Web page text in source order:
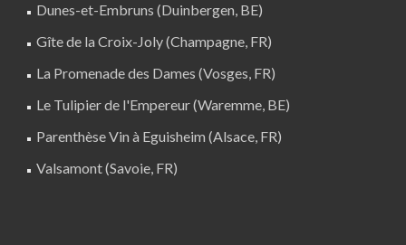
Dunes-et-Embruns (Duinbergen, BE)
Gîte de la Croix-Joly (Champagne, FR)
La Promenade des Dames (Vosges, FR)
Le Tulipier de l'Empereur (Waremme, BE)
Parenthèse Vin à Eguisheim (Alsace, FR)
Valsamont (Savoie, FR)